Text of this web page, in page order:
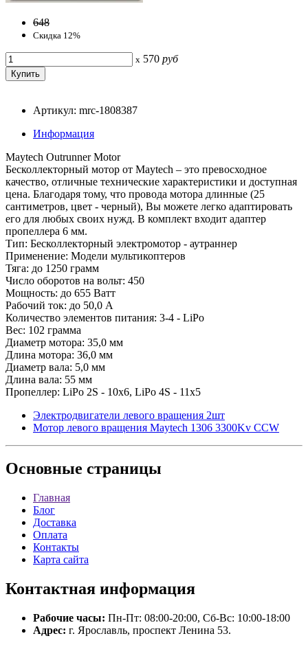
648
Скидка 12%
x 570 руб
Артикул: mrc-1808387
Информация
Maytech Outrunner Motor
Бесколлекторный мотор от Maytech – это превосходное
качество, отличные технические характеристики и доступная
цена. Благодаря тому, что провода мотора длинные (25
сантиметров, цвет - черный), Вы можете легко адаптировать
его для любых своих нужд. В комплект входит адаптер
пропеллера 6 мм.
Тип: Бесколлекторный электромотор - аутраннер
Применение: Модели мультикоптеров
Тяга: до 1250 грамм
Число оборотов на вольт: 450
Мощность: до 655 Ватт
Рабочий ток: до 50,0 A
Количество элементов питания: 3-4 - LiPo
Вес: 102 грамма
Диаметр мотора: 35,0 мм
Длина мотора: 36,0 мм
Диаметр вала: 5,0 мм
Длина вала: 55 мм
Пропеллер: LiPo 2S - 10x6, LiPo 4S - 11x5
Электродвигатели левого вращения 2шт
Мотор левого вращения Maytech 1306 3300Kv CCW
Основные страницы
Главная
Блог
Доставка
Оплата
Контакты
Карта сайта
Контактная информация
Рабочие часы: Пн-Пт: 08:00-20:00, Сб-Вс: 10:00-18:00
Адрес: г. Ярославль, проспект Ленина 53.